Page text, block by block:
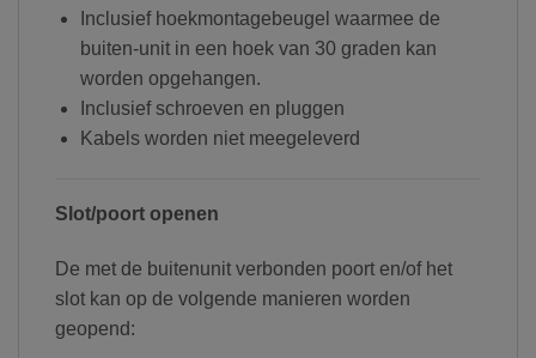
Inclusief hoekmontagebeugel waarmee de
buiten-unit in een hoek van 30 graden kan
worden opgehangen.
Inclusief schroeven en pluggen
Kabels worden niet meegeleverd
Slot/poort openen
De met de buitenunit verbonden poort en/of het
slot kan op de volgende manieren worden
geopend: